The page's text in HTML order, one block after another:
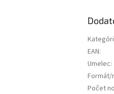
EAN:
Umelec:
Formát/
Počet